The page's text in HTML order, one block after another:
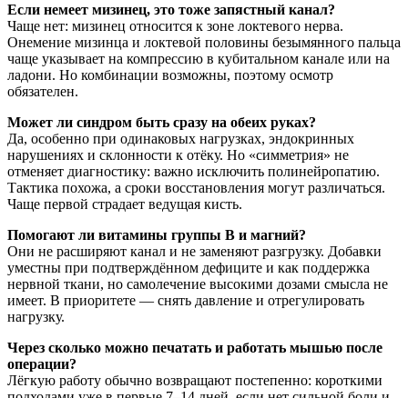
Если немеет мизинец, это тоже запястный канал?
Чаще нет: мизинец относится к зоне локтевого нерва.
Онемение мизинца и локтевой половины безымянного пальца
чаще указывает на компрессию в кубитальном канале или на
ладони. Но комбинации возможны, поэтому осмотр
обязателен.
Может ли синдром быть сразу на обеих руках?
Да, особенно при одинаковых нагрузках, эндокринных
нарушениях и склонности к отёку. Но «симметрия» не
отменяет диагностику: важно исключить полинейропатию.
Тактика похожа, а сроки восстановления могут различаться.
Чаще первой страдает ведущая кисть.
Помогают ли витамины группы B и магний?
Они не расширяют канал и не заменяют разгрузку. Добавки
уместны при подтверждённом дефиците и как поддержка
нервной ткани, но самолечение высокими дозами смысла не
имеет. В приоритете — снять давление и отрегулировать
нагрузку.
Через сколько можно печатать и работать мышью после
операции?
Лёгкую работу обычно возвращают постепенно: короткими